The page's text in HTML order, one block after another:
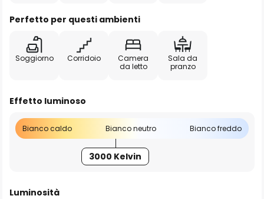
Perfetto per questi ambienti
Soggiorno Corridoio
Camera
da letto
Sala da
pranzo
Effetto luminoso
Bianco caldo Bianco neutro Bianco freddo
3000 Kelvin
Luminosità